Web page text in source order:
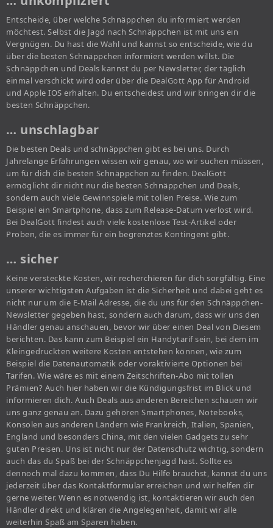
Entscheide, über welche Schnäppchen du informiert werden
möchtest. Selbst die Jagd nach Schnäppchen ist mit uns ein
Vergnügen. Du hast die Wahl und kannst so entscheide, wie du
über die besten Schnäppchen informiert werden willst. Die
Schnäppchen und Deals kannst du per Newsletter, der täglich
einmal verschickt wird oder über die DealGott App für Android
und Apple IOS erhalten. Du entscheidest und wir bringen dir die
besten Schnäppchen.
… unschlagbar
Die besten Deals und schnäppchen gibt es bei uns. Durch
Jahrelange Erfahrungen wissen wir genau, wo wir suchen müssen,
um für dich die besten Schnäppchen zu finden. DealGott
ermöglicht dir nicht nur die besten Schnäppchen und Deals,
sondern auch viele Gewinnspiele mit tollen Preise. Wie zum
Beispiel ein Smartphone, dass zum Release-Datum verlost wird.
Bei DealGott findest auch viele kostenlose Test-Artikel oder
Proben, die es immer für ein begrenztes Kontingent gibt.
… sicher
Keine versteckte Kosten, wir recherchieren für dich sorgfältig. Eine
unserer wichtigsten Aufgaben ist die Sicherheit und dabei geht es
nicht nur um die E-Mail Adresse, die du uns für den Schnäppchen-
Newsletter gegeben hast, sondern auch darum, dass wir uns den
Händler genau anschauen, bevor wir über einen Deal von Diesem
berichten. Das kann zum Beispiel ein Handytarif sein, bei dem im
Kleingedruckten weitere Kosten entstehen können, wie zum
Beispiel die Datenautomatik oder voraktivierte Optionen bei
Tarifen. Wie wäre es mit einem Zeitschriften-Abo mit tollen
Prämien? Auch hier haben wir die Kündigungsfrist im Blick und
informieren dich. Auch Deals aus anderen Bereichen schauen wir
uns ganz genau an. Dazu gehören Smartphones, Notebooks,
Konsolen aus anderen Ländern wie Frankreich, Italien, Spanien,
England und besonders China, mit den vielen Gadgets zu sehr
guten Preisen. Uns ist nicht nur der Datenschutz wichtig, sondern
auch das du Spaß bei der Schnäppchenjagd hast. Sollte es
dennoch mal dazu kommen, dass Du Hilfe brauchst, kannst du uns
jederzeit über das Kontaktformular erreichen und wir helfen dir
gerne weiter. Wenn es notwendig ist, kontaktieren wir auch den
Händler direkt und klären die Angelegenheit, damit wir alle
weiterhin Spaß am Sparen haben.